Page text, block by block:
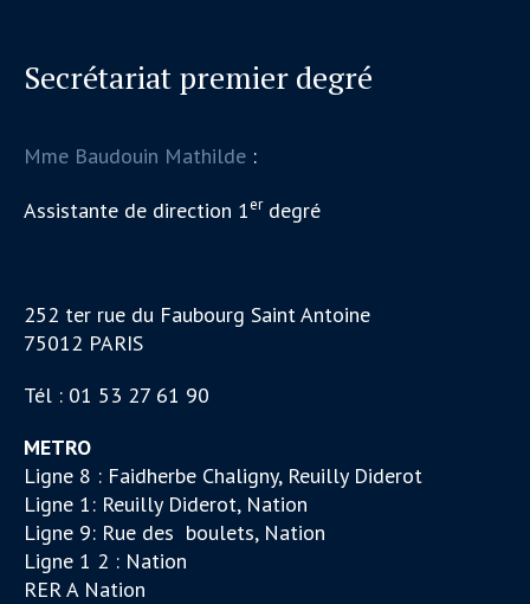
Secrétariat premier degré
Mme Baudouin Mathilde :
Assistante de direction 1erdegré
252 ter rue du Faubourg Saint Antoine
75012 PARIS
Tél : 01 53 27 61 90
METRO
Ligne 8 : Faidherbe Chaligny, Reuilly Diderot
Ligne 1: Reuilly Diderot, Nation
Ligne 9: Rue des boulets, Nation
Ligne 1 2 : Nation
RER A Nation